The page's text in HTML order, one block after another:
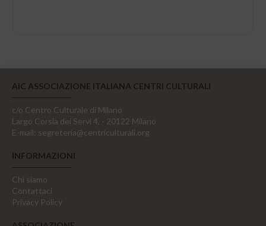
AIC ASSOCIAZIONE ITALIANA CENTRI CULTURALI
c/o Centro Culturale di Milano
Largo Corsia dei Servi 4, - 20122 Milano
E-mail: segreteria@centriculturali.org
INFORMAZIONI
Chi siamo
Contattaci
Privacy Policy